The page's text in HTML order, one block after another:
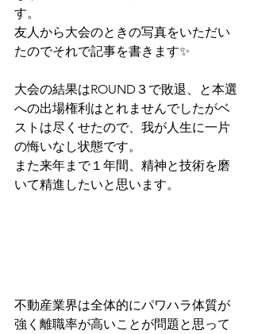
す。
友人から大会のときの写真をいただい
たのでそれで記事を書きます✨
大会の結果はROUND３で敗退、と本選
への出場権利はとれませんでしたがベ
ストは尽くせたので、我が人生に一片
の悔いなし状態です。
また来年まで１年間、精神と技術を磨
いて精進したいと思います。
不動産業界は全体的にパワハラ体質が
強く離職率が高いことが問題と思って